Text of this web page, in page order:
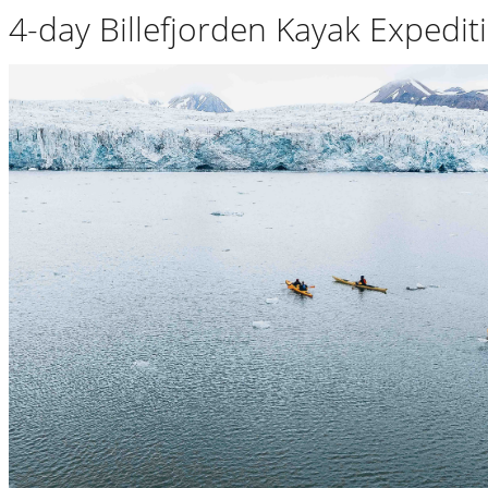
4-day Billefjorden Kayak